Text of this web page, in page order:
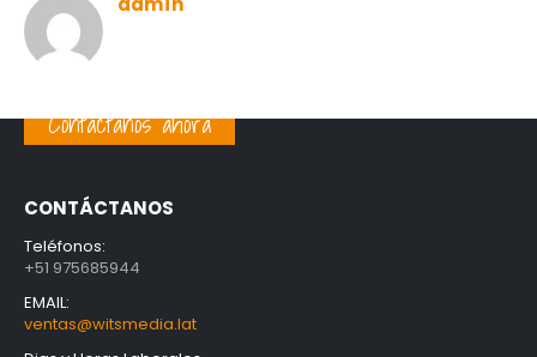
Contáctanos ahora
CONTÁCTANOS
Teléfonos:
+51 975685944
EMAIL:
ventas@witsmedia.lat